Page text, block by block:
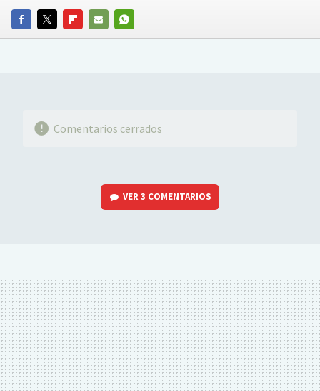
FACEBOOKTWITTERFLIPBOARD
E-
WHATSAPP
Comentarios cerrados
VER3 COMENTARIOS